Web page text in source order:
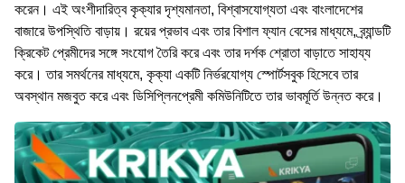
করেন। এই অংশীদারিত্ব কৃক্যার দৃশ্যমানতা, বিশ্বাসযোগ্যতা এবং বাংলাদেশের
বাজারে উপস্থিতি বাড়ায়। রয়ের প্রভাব এবং তার বিশাল ফ্যান বেসের মাধ্যমে, ব্র্যান্ডটি
ক্রিকেট প্রেমীদের সঙ্গে সংযোগ তৈরি করে এবং তার দর্শক শ্রোতা বাড়াতে সাহায্য
করে। তার সমর্থনের মাধ্যমে, কৃক্যা একটি নির্ভরযোগ্য স্পোর্টসবুক হিসেবে তার
অবস্থান মজবুত করে এবং ডিসিপ্লিনপ্রেমী কমিউনিটিতে তার ভাবমূর্তি উন্নত করে।